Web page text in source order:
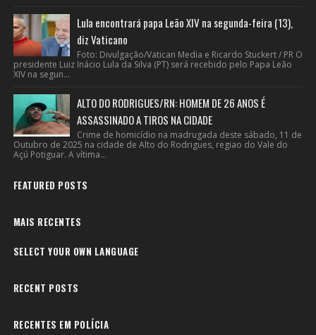
Lula encontrará papa Leão XIV na segunda-feira (13),
diz Vaticano
Foto: Divulgação/Vatican Media e Ricardo Stuckert / PR O
presidente Luiz Inácio Lula da Silva (PT) será recebido pelo Papa Leão
XIV na segun...
ALTO DO RODRIGUES/RN: HOMEM DE 26 ANOS É
ASSASSINADO A TIROS NA CIDADE
Crime de homicídio na madrugada deste sábado, 11 de
Outubro de 2025 na cidade de Alto do Rodrigues, regiao do Vale do
Açú Potiguar. A vítima...
FEATURED POSTS
MAIS RECENTES
SELECT YOUR OWN LANGUAGE
RECENT POSTS
RECENTES EM POLÍCIA